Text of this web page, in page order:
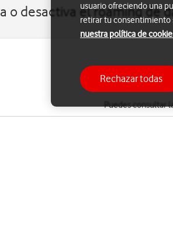
o desactiva el roaming de
Puedes limitar tu
establece conexión
Puedes consultar
usuario ofreciendo una
retirar tu consentimiento
nuestra política de
Rechazar todas